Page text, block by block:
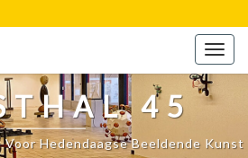
45
Hedendaagse Beeldende Kunst